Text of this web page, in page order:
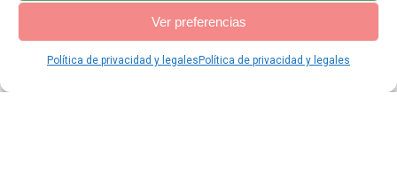
Ver preferencias
Política de privacidad y legales Política de privacidad y legales